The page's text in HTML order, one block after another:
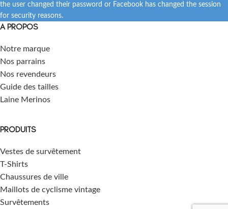
the user changed their password or Facebook has changed the session
for security reasons.
A PROPOS
Notre marque
Nos parrains
Nos revendeurs
Guide des tailles
Laine Merinos
PRODUITS
Vestes de survêtement
T-Shirts
Chaussures de ville
Maillots de cyclisme vintage
Survêtements